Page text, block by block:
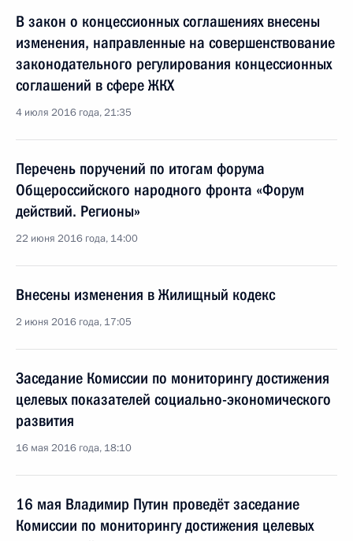
В закон о концессионных соглашениях внесены
изменения, направленные на совершенствование
законодательного регулирования концессионных
соглашений в сфере ЖКХ
4 июля 2016 года, 21:35
Перечень поручений по итогам форума
Общероссийского народного фронта «Форум
действий. Регионы»
22 июня 2016 года, 14:00
Внесены изменения в Жилищный кодекс
2 июня 2016 года, 17:05
Заседание Комиссии по мониторингу достижения
целевых показателей социально-экономического
развития
16 мая 2016 года, 18:10
16 мая Владимир Путин проведёт заседание
Комиссии по мониторингу достижения целевых